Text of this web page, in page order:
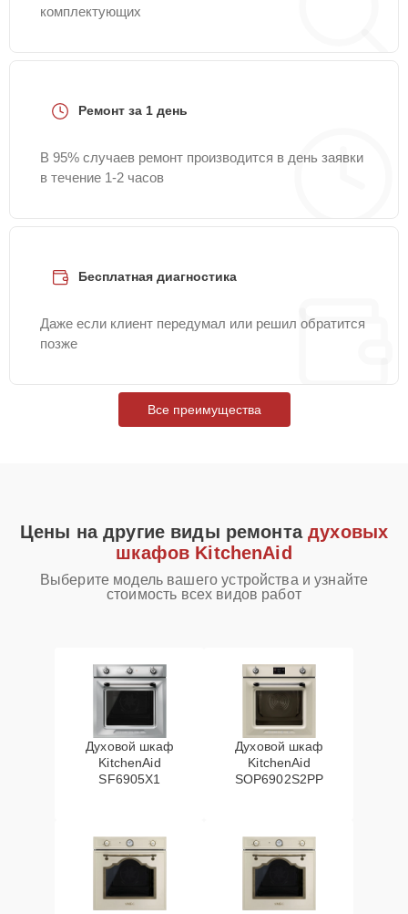
комплектующих
Ремонт за 1 день
В 95% случаев ремонт производится в день заявки
в течение 1-2 часов
Бесплатная диагностика
Даже если клиент передумал или решил обратится
позже
Все преимущества
Цены на другие виды ремонтадуховых
шкафов KitchenAid
Выберите модель вашего устройства и узнайте
стоимость всех видов работ
Духовой шкаф
KitchenAid
SF6905X1
Духовой шкаф
KitchenAid
SOP6902S2PP